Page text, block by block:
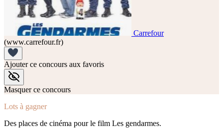
Carrefour
(www.carrefour.fr)
Ajouter ce concours aux favoris
Masquer ce concours
Lots à gagner
Des places de cinéma pour le film Les gendarmes.